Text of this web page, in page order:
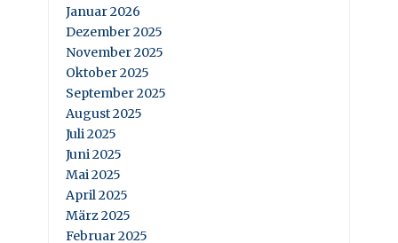
Januar 2026
Dezember 2025
November 2025
Oktober 2025
September 2025
August 2025
Juli 2025
Juni 2025
Mai 2025
April 2025
März 2025
Februar 2025